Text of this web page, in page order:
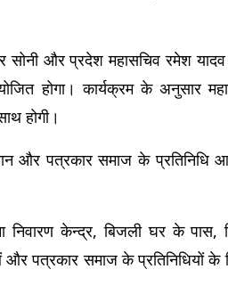
सोनी और प्रदेश महासचिव रमेश
होगा। कार्यक्रम के अनुसार
होगी।
और पत्रकार समाज के प्रतिनिधि
निवारण केन्द्र, बिजली घर के पास,
पत्रकार समाज के प्रतिनिधियों के